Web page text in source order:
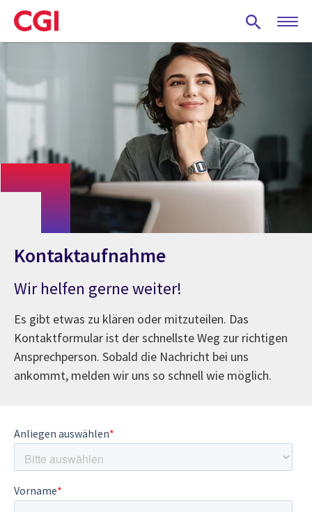
Skip
to
main
Kontaktaufnahme
Wir helfen gerne weiter!
Es gibt etwas zu klären oder mitzuteilen. Das
Kontaktformular ist der schnellste Weg zur richtigen
Ansprechperson. Sobald die Nachricht bei uns
ankommt, melden wir uns so schnell wie möglich.